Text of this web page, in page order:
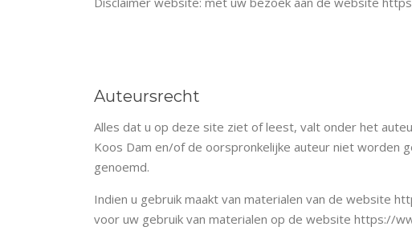
Auteursrecht
Alles dat u op deze site ziet of leest, valt onder het
Koos Dam en/of de oorspronkelijke auteur niet worden
genoemd.
Indien u gebruik maakt van materialen van de website
voor uw gebruik van materialen op de website https://